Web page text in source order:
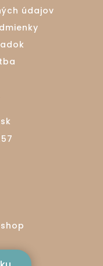
údajov